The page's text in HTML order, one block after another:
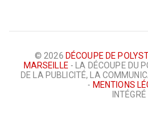
© 2026 DÉCOUPE DE
MARSEILLE - LA DÉCOUPE DU
DE LA PUBLICITÉ, LA
- MENTIONS